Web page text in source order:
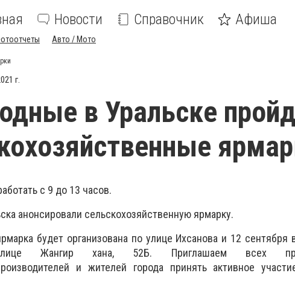
Новости Справочник Афиша
Авто / Мото
г.
в Уральске
с 9 до 13 часов.
анонсировали сельскохозяйственную ярмарку.
будет организована по улице Ихсанова и 12 сентября
Жангир хана, 52Б. Приглашаем всех
и жителей города принять активное